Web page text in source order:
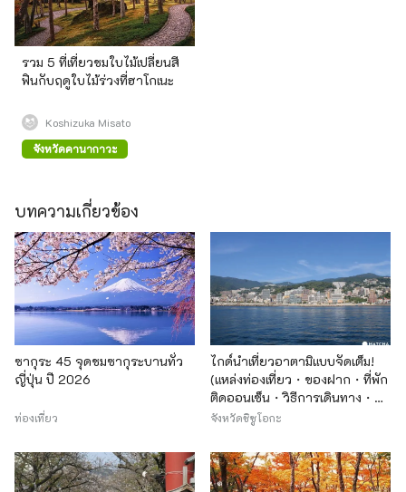
รวม 5 ที่เที่ยวชมใบไม้เปลี่ยนสี
ฟินกับฤดูใบไม้ร่วงที่ฮาโกเนะ
Koshizuka Misato
จังหวัดคานากาวะ
บทความเกี่ยวข้อง
ซากุระ 45 จุดชมซากุระบานทั่ว
ญี่ปุ่น ปี 2026
ท่องเที่ยว
ไกด์นำเที่ยวอาตามิแบบจัดเต็ม!
(แหล่งท่องเที่ยว・ของฝาก・ที่พัก
ติดออนเซ็น・วิธีการเดินทาง・
งานอีเว้นท์ประจำปี 2017)
จังหวัดชิซูโอกะ